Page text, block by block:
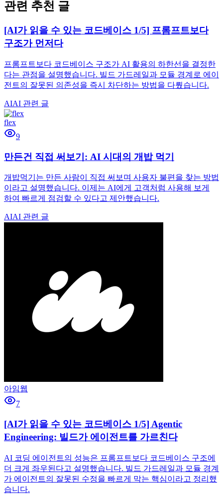
관련 추천 글
[AI가 읽을 수 있는 코드베이스 1/5] 프롬프트보다
구조가 먼저다
프롬프트보다 코드베이스 구조가 AI 활용의 하한선을 결정한
다는 관점을 설명했습니다. 빌드 가드레일과 모듈 경계로 에이
전트의 잘못된 의존성을 즉시 차단하는 방법을 다뤘습니다.
AIAI 관련 글
flex
9
만든건 직접 써보기: AI 시대의 개밥 먹기
개밥먹기는 만든 사람이 직접 써보며 사용자 불편을 찾는 방법
이라고 설명했습니다. 이제는 AI에게 고객처럼 사용해 보게
하여 빠르게 점검할 수 있다고 제안했습니다.
AIAI 관련 글
아임웹
7
[AI가 읽을 수 있는 코드베이스 1/5] Agentic
Engineering: 빌드가 에이전트를 가르친다
AI 코딩 에이전트의 성능은 프롬프트보다 코드베이스 구조에
더 크게 좌우된다고 설명했습니다. 빌드 가드레일과 모듈 경계
가 에이전트의 잘못된 수정을 빠르게 막는 핵심이라고 정리했
습니다.